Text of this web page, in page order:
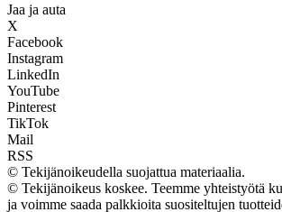
Jaa ja auta
X
Facebook
Instagram
LinkedIn
YouTube
Pinterest
TikTok
Mail
RSS
© Tekijänoikeudella suojattua materiaalia.
© Tekijänoikeus koskee. Teemme yhteistyötä
ja voimme saada palkkioita suositeltujen